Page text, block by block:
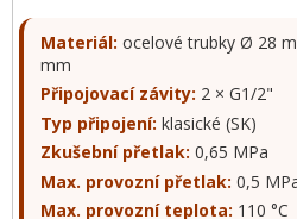
Materiál: ocelové trubky Ø 28
mm
Připojovací závity: 2 × G1/2"
Typ připojení: klasické (SK)
Zkušební přetlak: 0,65 MPa
Max. provozní přetlak: 0,5
Max. provozní teplota: 110 °C